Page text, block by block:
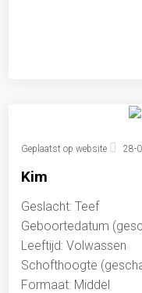
Geplaatst op website 28-
Kim
Geslacht: Teef
Geboortedatum
Leeftijd: Volwassen
Schofthoogte
Formaat: Middel